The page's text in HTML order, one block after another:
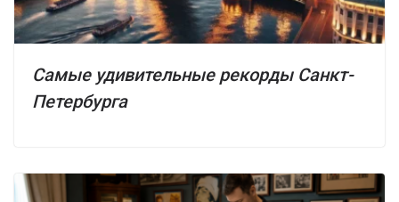
Самые удивительные рекорды Санкт-
Петербурга